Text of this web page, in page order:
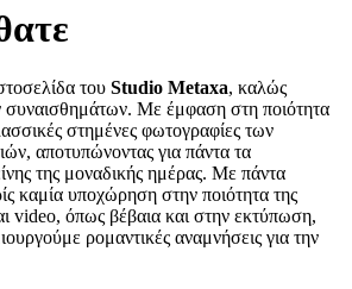
του Studio Metaxa, καλώς
Με έμφαση στη ποιότητα
στημένες φωτογραφίες των
αποτυπώνοντας για πάντα τα
της μοναδικής ημέρας. Με πάντα
καμία υποχώρηση στην ποιότητα της
video, όπως βέβαια και στην εκτύπωση,
ρομαντικές αναμνήσεις για την